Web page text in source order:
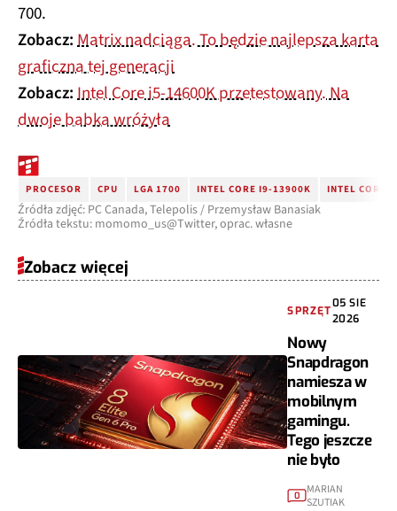
700.
Zobacz:Matrix nadciąga. To będzie najlepsza karta
graficzna tej generacji
Zobacz:Intel Core i5-14600K przetestowany. Na
dwoje babka wróżyła
PROCESOR CPU LGA 1700 INTEL CORE I9-13900K INTEL CORE
Źródła zdjęć: PC Canada, Telepolis / Przemysław Banasiak
Źródła tekstu: momomo_us@Twitter, oprac. własne
Zobacz więcej
SPRZĘT
05 SIE
2026
Nowy
Snapdragon
namiesza w
mobilnym
gamingu.
Tego jeszcze
nie było
0 MARIAN
SZUTIAK